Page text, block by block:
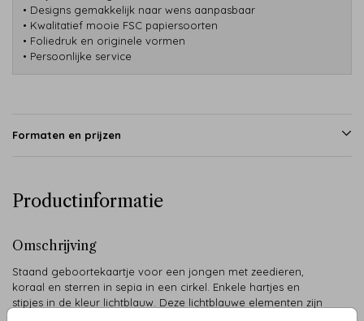
• Designs gemakkelijk naar wens aanpasbaar
• Kwalitatief mooie FSC papiersoorten
• Foliedruk en originele vormen
• Persoonlijke service
Formaten en prijzen
Productinformatie
Omschrijving
Staand geboortekaartje voor een jongen met zeedieren,
koraal en sterren in sepia in een cirkel. Enkele hartjes en
stipjes in de kleur lichtblauw. Deze lichtblauwe elementen zijn